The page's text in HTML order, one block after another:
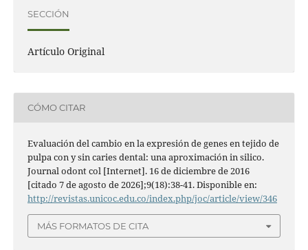
SECCIÓN
Artí­culo Original
CÓMO CITAR
Evaluación del cambio en la expresión de genes en tejido de
pulpa con y sin caries dental: una aproximación in silico.
Journal odont col [Internet]. 16 de diciembre de 2016
[citado 7 de agosto de 2026];9(18):38-41. Disponible en:
http://revistas.unicoc.edu.co/index.php/joc/article/view/346
MÁS FORMATOS DE CITA